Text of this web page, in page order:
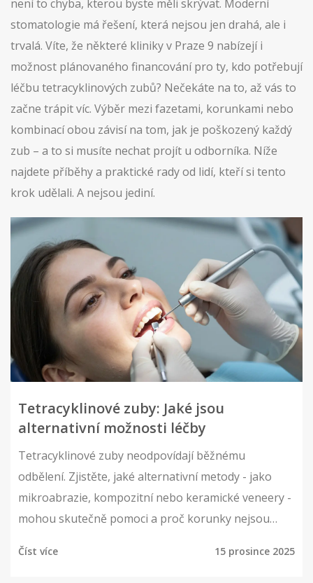
není to chyba, kterou byste měli skrývat. Moderní
stomatologie má řešení, která nejsou jen drahá, ale i
trvalá. Víte, že některé kliniky v Praze 9 nabízejí i
možnost plánovaného financování pro ty, kdo potřebují
léčbu tetracyklinových zubů? Nečekáte na to, až vás to
začne trápit víc. Výběr mezi fazetami, korunkami nebo
kombinací obou závisí na tom, jak je poškozený každý
zub – a to si musíte nechat projít u odborníka. Níže
najdete příběhy a praktické rady od lidí, kteří si tento
krok udělali. A nejsou jediní.
Tetracyklinové zuby: Jaké jsou
alternativní možnosti léčby
Tetracyklinové zuby neodpovídají běžnému
odbělení. Zjistěte, jaké alternativní metody - jako
mikroabrazie, kompozitní nebo keramické veneery -
mohou skutečně pomoci a proč korunky nejsou
Číst více 15 prosince 2025